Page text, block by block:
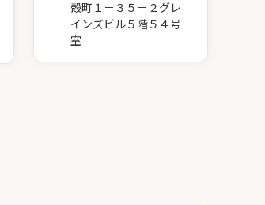
殻町１－３５－２グレ
インズビル５階５４号
室